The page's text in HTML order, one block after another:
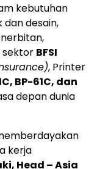
kebutuhan
desain,
sektor BFSI
, Printer
BP-61C, dan
depan dunia
kerja
Head – Asia